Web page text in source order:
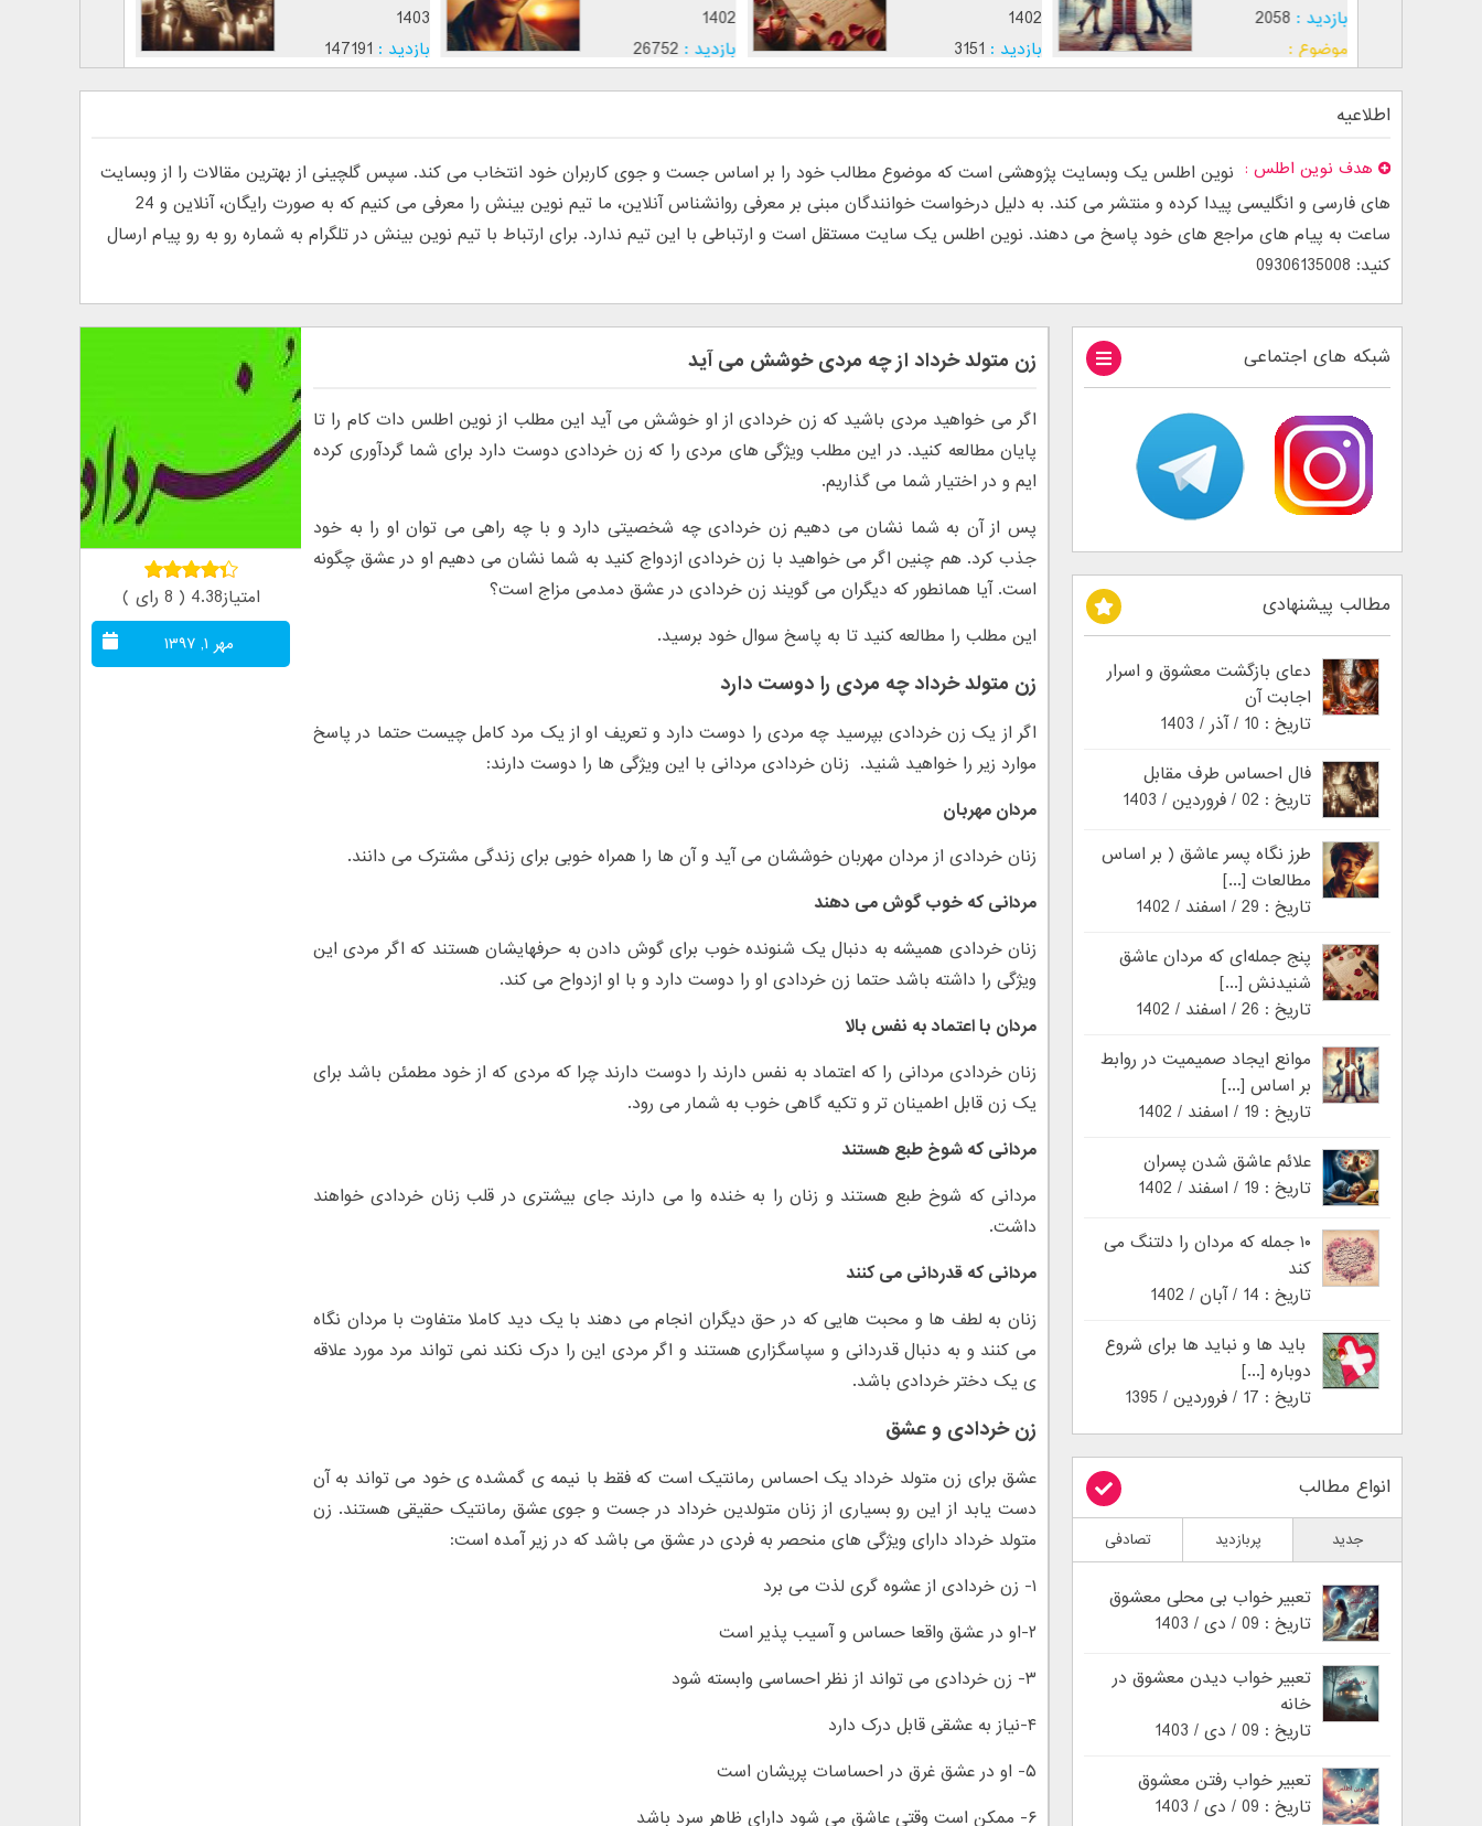
1403
بازدید : 147191
1402
بازدید : 26752
1402
بازدید : 3151
بازدید : 2058
موضوع :
اطلاعیه
هدف نوین اطلس
نوین اطلس یک وبسایت پژوهشی است که موضوع مطالب خود را بر اساس جست و جوی کاربران خود انتخاب می کند. سپس گلچینی از بهترین مقالات را از وبسایت
های فارسی و انگلیسی پیدا کرده و منتشر می کند. به دلیل درخواست خوانندگان مبنی بر معرفی روانشناس آنلاین، ما تیم نوین بینش را معرفی می کنیم که به صورت رایگان، آنلاین و 24
ساعت به پیام های مراجع های خود پاسخ می دهند. نوین اطلس یک سایت مستقل است و ارتباطی با این تیم ندارد. برای ارتباط با تیم نوین بینش در تلگرام به شماره رو به رو پیام ارسال
کنید: 09306135008
امتیاز4.38 ( 8 رای )
مهر ۱, ۱۳۹۷
زن متولد خرداد از چه مردی خوشش می آید
اگر می خواهید مردی باشید که زن خردادی از او خوشش می آید این مطلب از نوین اطلس دات کام را تا
پایان مطالعه کنید. در این مطلب ویژگی های مردی را که زن خردادی دوست دارد برای شما گردآوری کرده
ایم و در اختیار شما می گذاریم.
پس از آن به شما نشان می دهیم زن خردادی چه شخصیتی دارد و با چه راهی می توان او را به خود
جذب کرد. هم چنین اگر می خواهید با زن خردادی ازدواج کنید به شما نشان می دهیم او در عشق چگونه
است. آیا همانطور که دیگران می گویند زن خردادی در عشق دمدمی مزاج است؟
این مطلب را مطالعه کنید تا به پاسخ سوال خود برسید.
زن متولد خرداد چه مردی را دوست دارد
اگر از یک زن خردادی بپرسید چه مردی را دوست دارد و تعریف او از یک مرد کامل چیست حتما در پاسخ
موارد زیر را خواهید شنید. زنان خردادی مردانی با این ویژگی ها را دوست دارند:
مردان مهربان
زنان خردادی از مردان مهربان خوششان می آید و آن ها را همراه خوبی برای زندگی مشترک می دانند.
مردانی که خوب گوش می دهند
زنان خردادی همیشه به دنبال یک شنونده خوب برای گوش دادن به حرفهایشان هستند که اگر مردی این
ویژگی را داشته باشد حتما زن خردادی او را دوست دارد و با او ازدواح می کند.
مردان با اعتماد به نفس بالا
زنان خردادی مردانی را که اعتماد به نفس دارند را دوست دارند چرا که مردی که از خود مطمئن باشد برای
یک زن قابل اطمینان تر و تکیه گاهی خوب به شمار می رود.
مردانی که شوخ طبع هستند
مردانی که شوخ طبع هستند و زنان را به خنده وا می دارند جای بیشتری در قلب زنان خردادی خواهند
داشت.
مردانی که قدردانی می کنند
زنان به لطف ها و محبت هایی که در حق دیگران انجام می دهند با یک دید کاملا متفاوت با مردان نگاه
می کنند و به دنبال قدردانی و سپاسگزاری هستند و اگر مردی این را درک نکند نمی تواند مرد مورد علاقه
ی یک دختر خردادی باشد.
زن خردادی و عشق
عشق برای زن متولد خرداد یک احساس رمانتیک است که فقط با نیمه ی گمشده ی خود می تواند به آن
دست یابد از این رو بسیاری از زنان متولدین خرداد در جست و جوی عشق رمانتیک حقیقی هستند. زن
متولد خرداد دارای ویژگی های منحصر به فردی در عشق می باشد که در زیر آمده است:
۱- زن خردادی از عشوه گری لذت می برد
۲-او در عشق واقعا حساس و آسیب پذیر است
۳- زن خردادی می تواند از نظر احساسی وابسته شود
۴-نیاز به عشقی قابل درک دارد
۵- او در عشق غرق در احساسات پریشان است
۶- ممکن است وقتی عاشق می شود دارای ظاهر سرد باشد
شبکه های اجتماعی
مطالب پیشنهادی
دعای بازگشت معشوق و اسرار
اجابت آن
تاریخ : 10 / آذر / 1403
فال احساس طرف مقابل
تاریخ : 02 / فروردین / 1403
طرز نگاه پسر عاشق ( بر اساس
مطالعات [...]
تاریخ : 29 / اسفند / 1402
پنج جمله‌ای که مردان عاشق
شنیدنش [...]
تاریخ : 26 / اسفند / 1402
موانع ایجاد صمیمیت در روابط
بر اساس [...]
تاریخ : 19 / اسفند / 1402
علائم عاشق شدن پسران
تاریخ : 19 / اسفند / 1402
۱۰ جمله که مردان را دلتنگ می
کند
تاریخ : 14 / آبان / 1402
باید ها و نباید ها برای شروع
دوباره [...]
تاریخ : 17 / فروردین / 1395
انواع مطالب
جدید پربازدید تصادفی
تعبیر خواب بی محلی معشوق
تاریخ : 09 / دی / 1403
تعبیر خواب دیدن معشوق در
خانه
تاریخ : 09 / دی / 1403
تعبیر خواب رفتن معشوق
تاریخ : 09 / دی / 1403